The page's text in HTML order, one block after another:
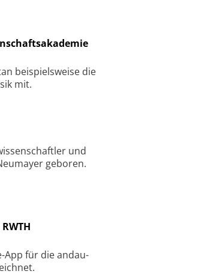
bei­spiels­wei­se die
mit.
und
geboren.
App für die an­dau­